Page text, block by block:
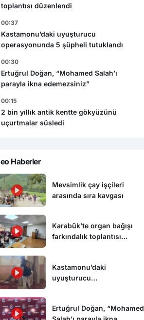
toplantısı düzenlendi
00:37
Kastamonu’daki uyuşturucu
operasyonunda 5 şüpheli tutuklandı
00:30
Ertuğrul Doğan, “Mohamed Salah’ı
parayla ikna edemezsiniz”
00:15
2 bin yıllık antik kentte gökyüzünü
uçurtmalar süsledi
Haberler
Mevsimlik çay işçileri
arasında sıra kavgası
Karabük’te organ bağışı
farkındalık toplantısı
Kastamonu’daki
uyuşturucu
Ertuğrul Doğan, “Mohamed